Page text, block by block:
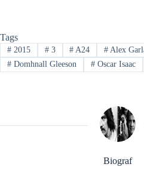
Tags
#2015 #3 # A24 # Alex
#Domhnall Gleeson #Oscar Isaac
Biograf